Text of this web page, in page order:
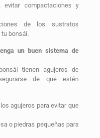
evitar compactaciones y
de los sustratos
bonsái.
un buen sistema de
tienen agujeros de
de que estén
agujeros para evitar que
o piedras pequeñas para